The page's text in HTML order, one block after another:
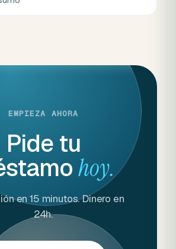
EMPIEZA AHORA
Pide tu
hoy.
en 15 minutos. Dinero en
24h.